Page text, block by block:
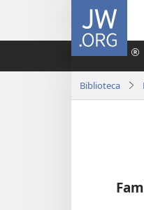
JW.ORG
Biblioteca